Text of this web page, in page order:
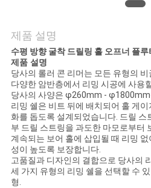
와
연
락
뉴
스
제품 설명
수평 방향 굴착 드릴링 홀 오프너 플
제품 설명
당사의 롤러 콘 리머는 모든 유형의
다양한 암반층에서 리밍 시공에 사용
당사의 사양은 φ260mm - φ1800mm
리밍 쉘은 비트 뒤에 배치되어 홀 게
화를 돕도록 설계되었습니다. 드릴
부 드릴 스트링을 과도한 마모로부터
계속되는 보어 홀에 삽입될 때 리밍
성이 높도록 보장합니다.
고품질과 디자인의 결합으로 당사의
세 가지 유형의 리밍 쉘을 선택할 수
형.